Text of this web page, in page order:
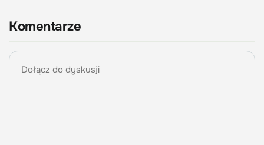
Komentarze